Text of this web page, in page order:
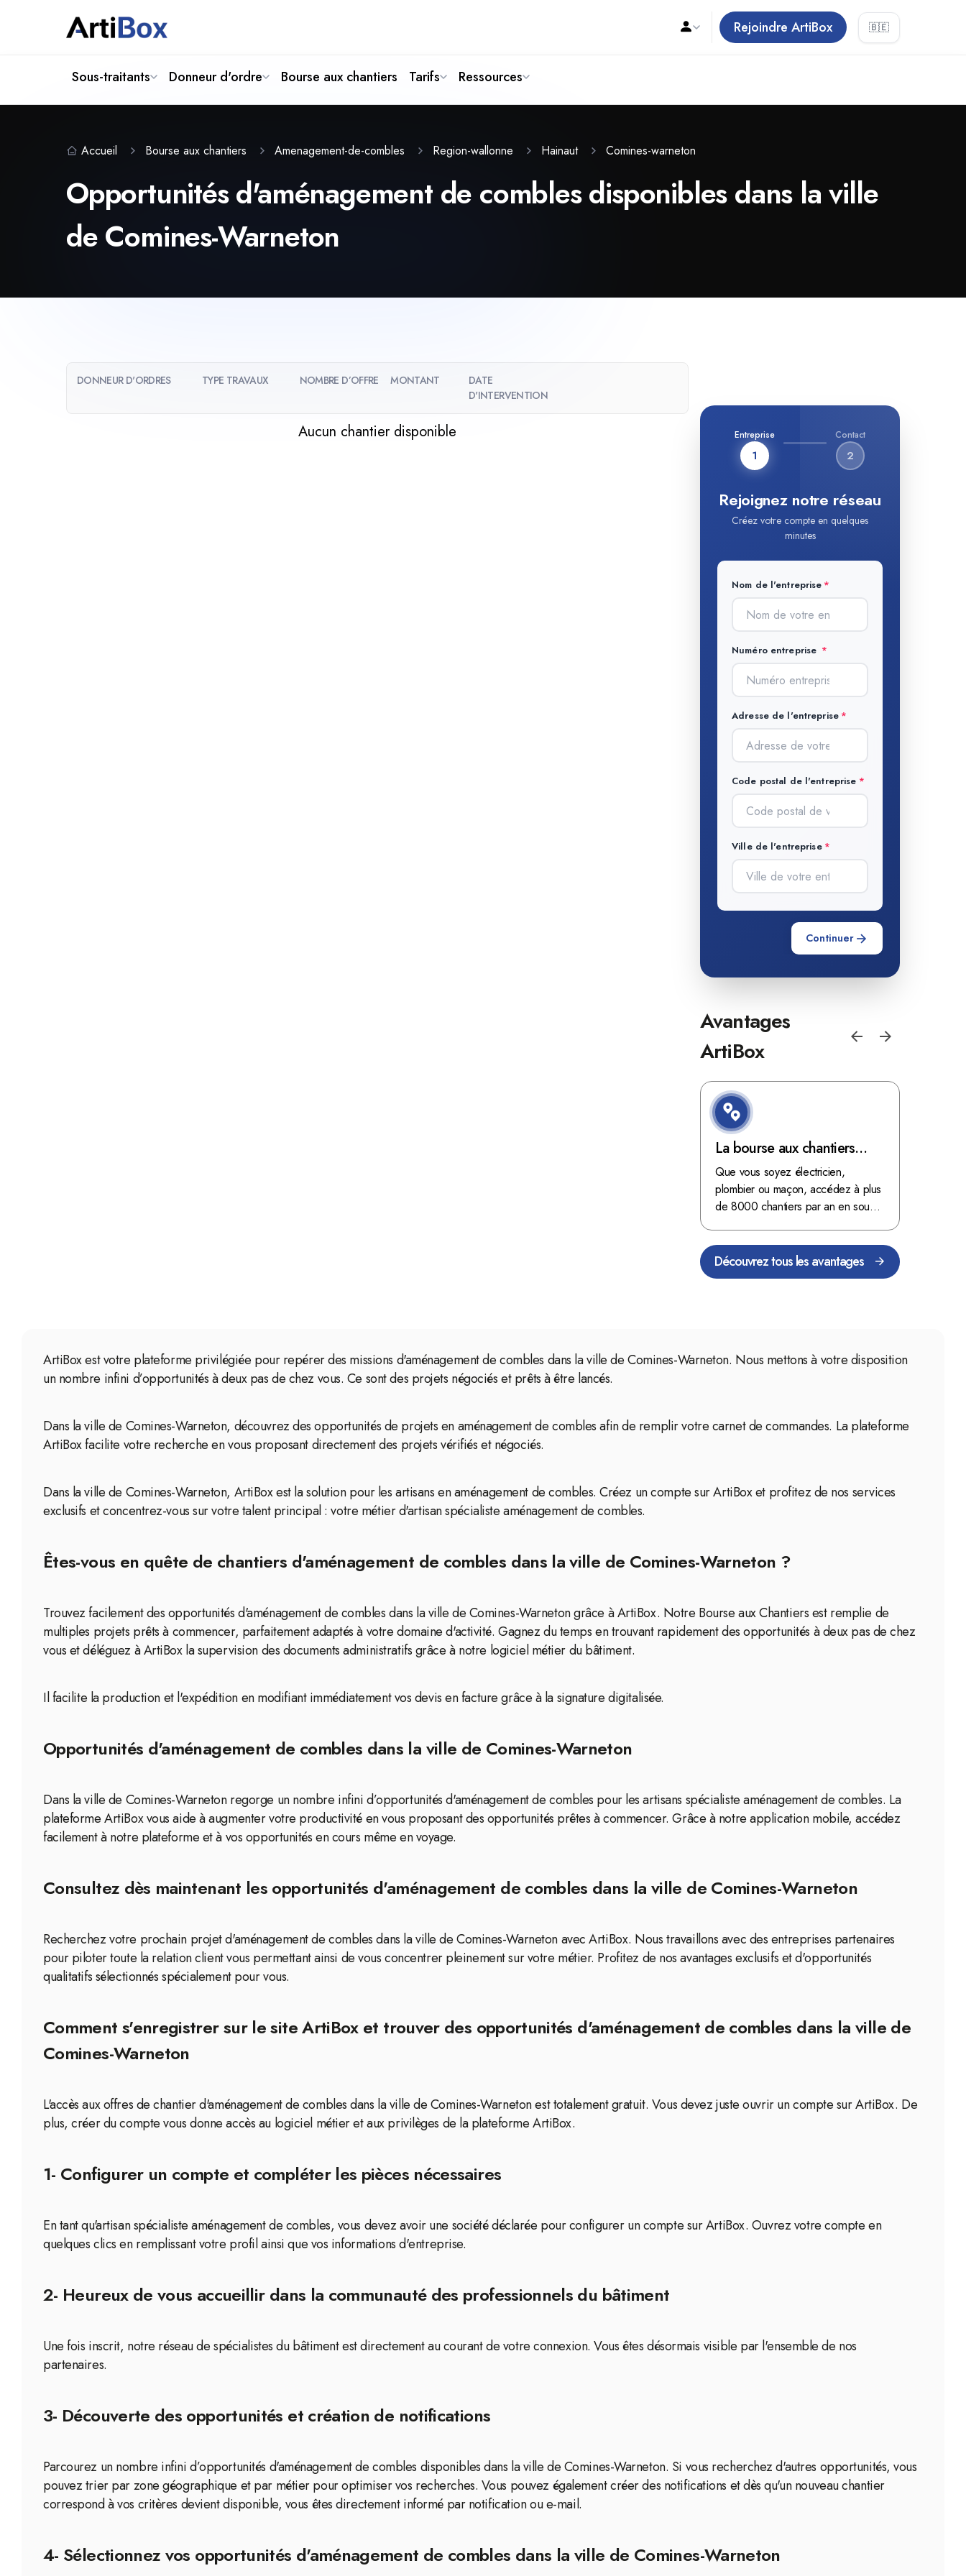
Rejoindre ArtiBox 🇧🇪
Sous-traitants Donneur d'ordre Bourse aux chantiers Tarifs Ressources
Accueil Bourse aux chantiers Amenagement-de-combles Region-wallonne Hainaut Comines-warneton
Opportunités d'aménagement de combles disponibles dans la ville
de Comines-Warneton
DONNEUR D'ORDRES TYPE TRAVAUX NOMBRE D’OFFRE MONTANT
DATE
D'INTERVENTION
Aucun chantier disponible Entreprise
1
Contact
2
Rejoignez notre réseau
Créez votre compte en quelques
minutes
Nom de l'entreprise
Numéro entreprise
Adresse de l'entreprise
Code postal de l'entreprise
Ville de l'entreprise
Continuer
Avantages
ArtiBox
La bourse aux chantiers
d'ArtiBox Belgique, véritable
mine d'or !
Que vous soyez électricien,
plombier ou maçon, accédez à plus
de 8000 chantiers par an en sous-
Découvrez tous les avantages
ArtiBox est votre plateforme privilégiée pour repérer des missions d'aménagement de combles dans la ville de Comines-Warneton. Nous mettons à votre disposition
un nombre infini d’opportunités à deux pas de chez vous. Ce sont des projets négociés et prêts à être lancés.
Dans la ville de Comines-Warneton, découvrez des opportunités de projets en aménagement de combles afin de remplir votre carnet de commandes. La plateforme
ArtiBox facilite votre recherche en vous proposant directement des projets vérifiés et négociés.
Dans la ville de Comines-Warneton, ArtiBox est la solution pour les artisans en aménagement de combles. Créez un compte sur ArtiBox et profitez de nos services
exclusifs et concentrez-vous sur votre talent principal : votre métier d'artisan spécialiste aménagement de combles.
Êtes-vous en quête de chantiers d'aménagement de combles dans la ville de Comines-Warneton ?
Trouvez facilement des opportunités d'aménagement de combles dans la ville de Comines-Warneton grâce à ArtiBox. Notre Bourse aux Chantiers est remplie de
multiples projets prêts à commencer, parfaitement adaptés à votre domaine d'activité. Gagnez du temps en trouvant rapidement des opportunités à deux pas de chez
vous et déléguez à ArtiBox la supervision des documents administratifs grâce à notre logiciel métier du bâtiment.
Il facilite la production et l'expédition en modifiant immédiatement vos devis en facture grâce à la signature digitalisée.
Opportunités d'aménagement de combles dans la ville de Comines-Warneton
Dans la ville de Comines-Warneton regorge un nombre infini d’opportunités d'aménagement de combles pour les artisans spécialiste aménagement de combles. La
plateforme ArtiBox vous aide à augmenter votre productivité en vous proposant des opportunités prêtes à commencer. Grâce à notre application mobile, accédez
facilement à notre plateforme et à vos opportunités en cours même en voyage.
Consultez dès maintenant les opportunités d'aménagement de combles dans la ville de Comines-Warneton
Recherchez votre prochain projet d'aménagement de combles dans la ville de Comines-Warneton avec ArtiBox. Nous travaillons avec des entreprises partenaires
pour piloter toute la relation client vous permettant ainsi de vous concentrer pleinement sur votre métier. Profitez de nos avantages exclusifs et d'opportunités
qualitatifs sélectionnés spécialement pour vous.
Comment s'enregistrer sur le site ArtiBox et trouver des opportunités d'aménagement de combles dans la ville de
Comines-Warneton
L'accès aux offres de chantier d'aménagement de combles dans la ville de Comines-Warneton est totalement gratuit. Vous devez juste ouvrir un compte sur ArtiBox. De
plus, créer du compte vous donne accès au logiciel métier et aux privilèges de la plateforme ArtiBox.
1- Configurer un compte et compléter les pièces nécessaires
En tant qu'artisan spécialiste aménagement de combles, vous devez avoir une société déclarée pour configurer un compte sur ArtiBox. Ouvrez votre compte en
quelques clics en remplissant votre profil ainsi que vos informations d'entreprise.
2- Heureux de vous accueillir dans la communauté des professionnels du bâtiment
Une fois inscrit, notre réseau de spécialistes du bâtiment est directement au courant de votre connexion. Vous êtes désormais visible par l'ensemble de nos
partenaires.
3- Découverte des opportunités et création de notifications
Parcourez un nombre infini d’opportunités d'aménagement de combles disponibles dans la ville de Comines-Warneton. Si vous recherchez d'autres opportunités, vous
pouvez trier par zone géographique et par métier pour optimiser vos recherches. Vous pouvez également créer des notifications et dès qu'un nouveau chantier
correspond à vos critères devient disponible, vous êtes directement informé par notification ou e-mail.
4- Sélectionnez vos opportunités d'aménagement de combles dans la ville de Comines-Warneton